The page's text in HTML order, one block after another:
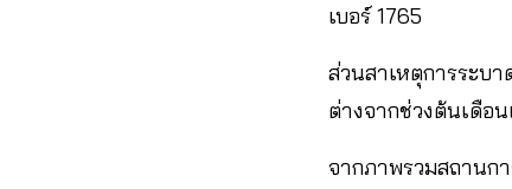
เบอร์ 1765
ส่วนสาเหตุการระบ
ต่างจากช่วงต้นเดือ
จากภาพรวมสถานก